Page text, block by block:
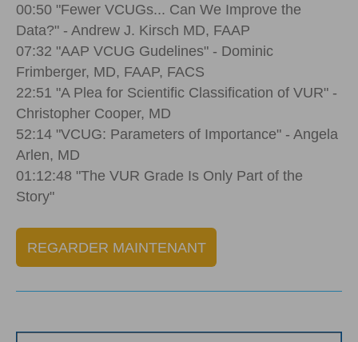
00:50 "Fewer VCUGs... Can We Improve the
Data?" - Andrew J. Kirsch MD, FAAP
07:32 "AAP VCUG Gudelines" - Dominic
Frimberger, MD, FAAP, FACS
22:51 "A Plea for Scientific Classification of VUR" -
Christopher Cooper, MD
52:14 "VCUG: Parameters of Importance" - Angela
Arlen, MD
01:12:48 "The VUR Grade Is Only Part of the
Story"
REGARDER MAINTENANT